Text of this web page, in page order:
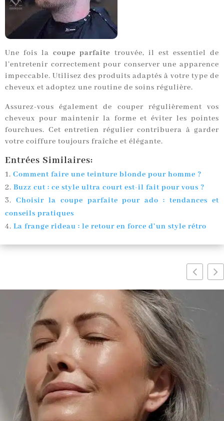
Une fois lacoupe parfaite trouvée, il est essentiel de
l’entretenir correctement pour conserver une apparence
impeccable. Utilisez des produits adaptés à votre type de
cheveux et adoptez une routine de soins régulière.
Assurez-vous également de couper régulièrement vos
cheveux pour maintenir la forme et éviter les pointes
fourchues. Cet entretien régulier contribuera à garder
votre coiffure toujours fraîche et élégante.
Entrées Similaires:
Comment faire une teinture blonde pour homme ?
Buzz cut : ce style ultra court est-il fait pour vous ?
Choisir la coupe parfaite pour ado : tendances et
conseils pratiques
La frange rideau : le retour en force d’un style rétro